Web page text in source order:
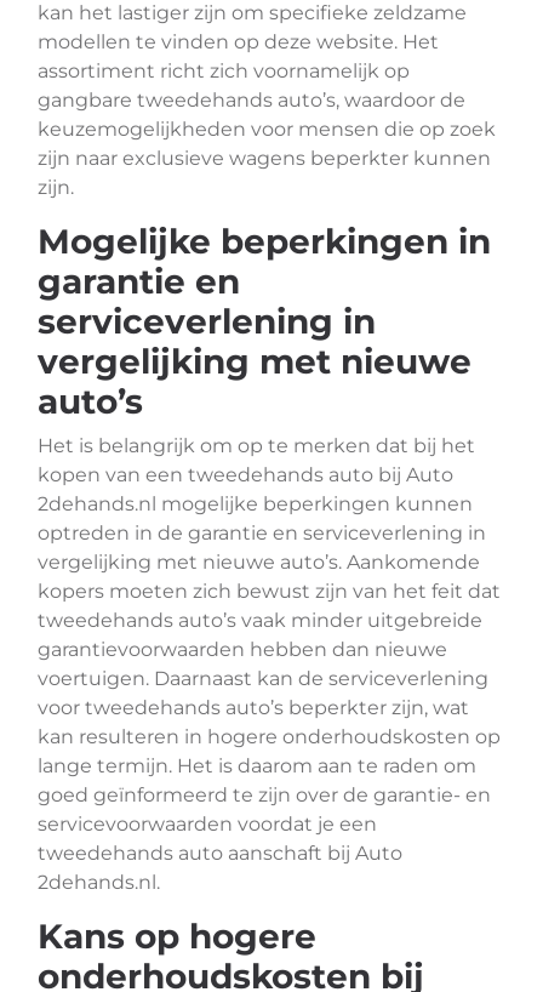
kan het lastiger zijn om specifieke zeldzame
modellen te vinden op deze website. Het
assortiment richt zich voornamelijk op
gangbare tweedehands auto’s, waardoor de
keuzemogelijkheden voor mensen die op zoek
zijn naar exclusieve wagens beperkter kunnen
zijn.
Mogelijke beperkingen in
garantie en
serviceverlening in
vergelijking met nieuwe
auto’s
Het is belangrijk om op te merken dat bij het
kopen van een tweedehands auto bij Auto
2dehands.nl mogelijke beperkingen kunnen
optreden in de garantie en serviceverlening in
vergelijking met nieuwe auto’s. Aankomende
kopers moeten zich bewust zijn van het feit dat
tweedehands auto’s vaak minder uitgebreide
garantievoorwaarden hebben dan nieuwe
voertuigen. Daarnaast kan de serviceverlening
voor tweedehands auto’s beperkter zijn, wat
kan resulteren in hogere onderhoudskosten op
lange termijn. Het is daarom aan te raden om
goed geïnformeerd te zijn over de garantie- en
servicevoorwaarden voordat je een
tweedehands auto aanschaft bij Auto
2dehands.nl.
Kans op hogere
onderhoudskosten bij